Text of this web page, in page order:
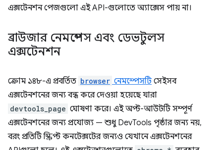
এক্সটেনশন পেজগুলো এই API-গুলোতে অ্যাক্সেস পায় না।
ব্রাউজার নেমস্পেস এবং ডেভটুলস
এক্সটেনশন
ক্রোম ১৪৮-এ প্রবর্তিত browser নেমস্পেসটিসেইসব
এক্সটেনশনের জন্য বন্ধ করে দেওয়া হয়েছে যারা
devtools_page ঘোষণা করে। এই অপ্ট-আউটটি সম্পূর্ণ
এক্সটেনশনের জন্য প্রযোজ্য — শুধু DevTools পৃষ্ঠার জন্য নয়,
বরং প্রতিটি স্ক্রিপ্ট কনটেক্সটের জন্যও যেখানে এক্সটেনশনের